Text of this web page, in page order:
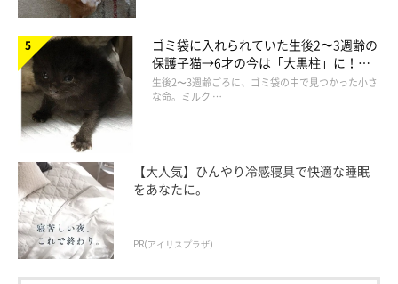
ときのことを挙げました。
飼い主さん：
「パパが急に入院することになってしまったとき、壁のハンガー
ラックにかかっているパパの服に向かって鳴きつくようになり、
とても驚いたことがありました」
ゴミ袋に入れられていた生後2〜3週齢の
保護子猫→6才の今は「大黒柱」に！
美しい黒猫に成長した姿にグッとくる
生後2〜3週齢ごろに、ゴミ袋の中で見つかった小さ
な命。ミルク …
【大人気】ひんやり冷感寝具で快適な睡眠
をあなたに。
PR(アイリスプラザ)